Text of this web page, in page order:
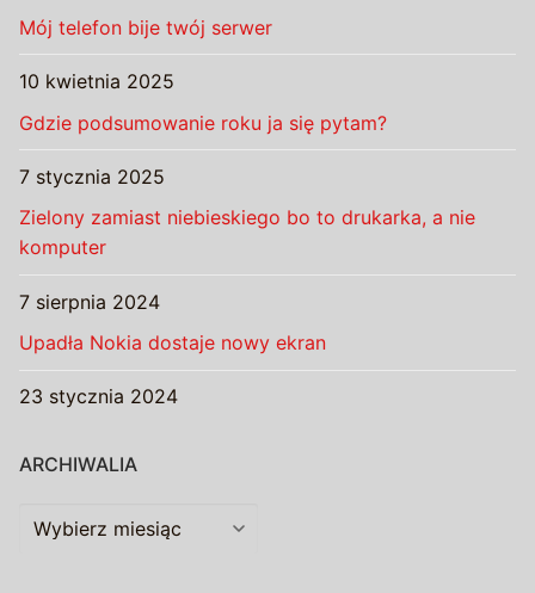
Mój telefon bije twój serwer
10 kwietnia 2025
Gdzie podsumowanie roku ja się pytam?
7 stycznia 2025
Zielony zamiast niebieskiego bo to drukarka, a nie
komputer
7 sierpnia 2024
Upadła Nokia dostaje nowy ekran
23 stycznia 2024
ARCHIWALIA
Archiwalia